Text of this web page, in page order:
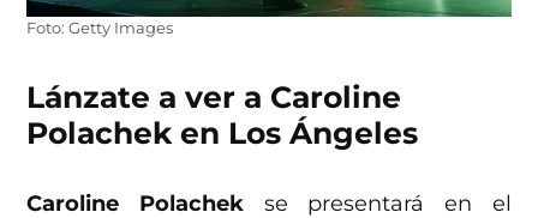
Foto: Getty Images
Lánzate a ver a Caroline
Polachek en Los Ángeles
Caroline Polachek se presentará en el